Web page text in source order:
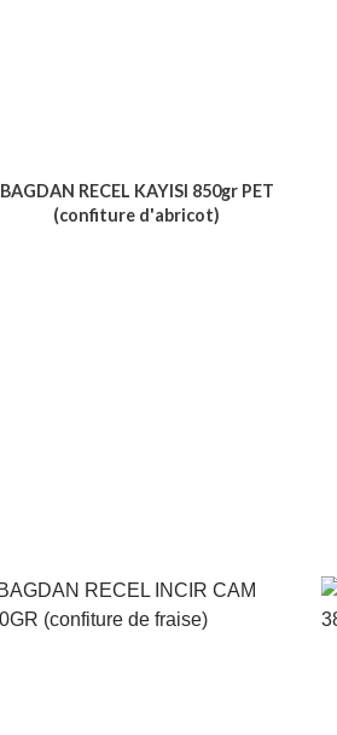
BAGDAN RECEL KAYISI 850gr PET
(confiture d'abricot)